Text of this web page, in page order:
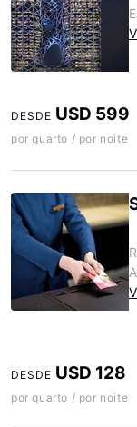
DESDE USD 599
por quarto / por noite
DESDE USD 128
por quarto / por noite